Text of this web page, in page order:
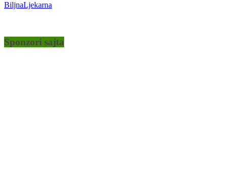
BiljnaLjekarna
Sponzori sajta